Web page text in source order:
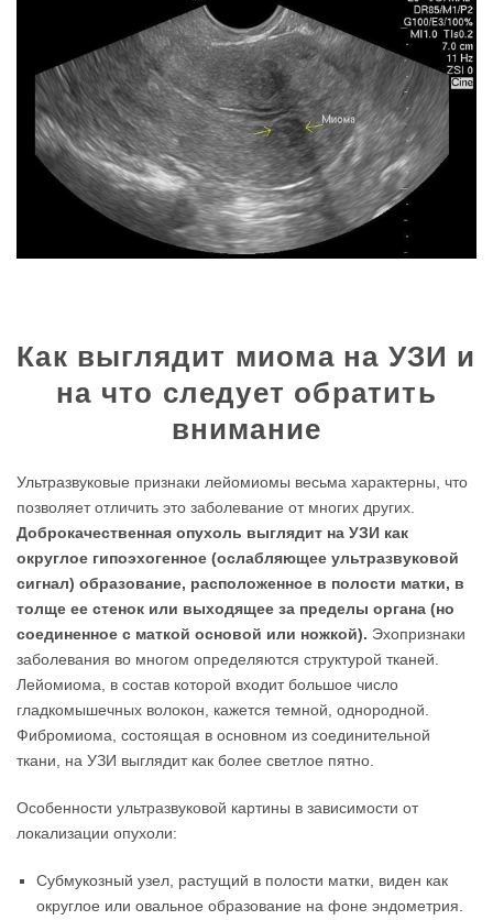
Как выглядит миома на УЗИ и
на что следует обратить
внимание
Ультразвуковые признаки лейомиомы весьма характерны, что
позволяет отличить это заболевание от многих других.
Доброкачественная опухоль выглядит на УЗИ как
округлое гипоэхогенное (ослабляющее ультразвуковой
сигнал) образование, расположенное в полости матки, в
толще ее стенок или выходящее за пределы органа (но
соединенное с маткой основой или ножкой). Эхопризнаки
заболевания во многом определяются структурой тканей.
Лейомиома, в состав которой входит большое число
гладкомышечных волокон, кажется темной, однородной.
Фибромиома, состоящая в основном из соединительной
ткани, на УЗИ выглядит как более светлое пятно.
Особенности ультразвуковой картины в зависимости от
локализации опухоли:
Субмукозный узел, растущий в полости матки, виден как
округлое или овальное образование на фоне эндометрия.